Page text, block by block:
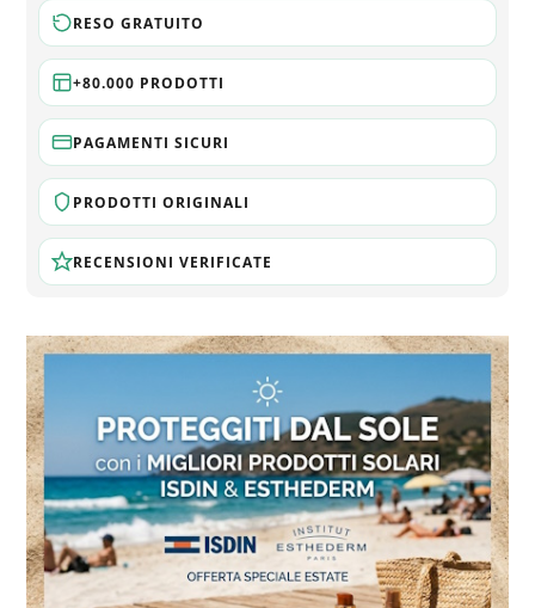
RESO GRATUITO
+80.000 PRODOTTI
PAGAMENTI SICURI
PRODOTTI ORIGINALI
RECENSIONI VERIFICATE